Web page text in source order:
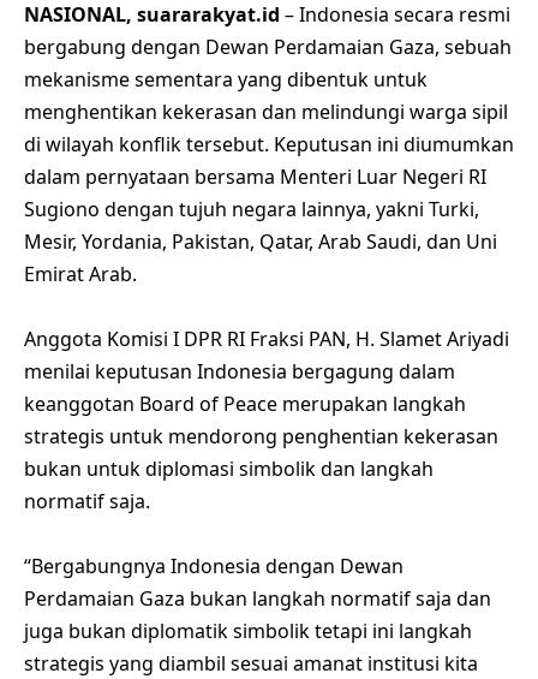
NASIONAL, suararakyat.id – Indonesia secara resmi
bergabung dengan Dewan Perdamaian Gaza, sebuah
mekanisme sementara yang dibentuk untuk
menghentikan kekerasan dan melindungi warga sipil
di wilayah konflik tersebut. Keputusan ini diumumkan
dalam pernyataan bersama Menteri Luar Negeri RI
Sugiono dengan tujuh negara lainnya, yakni Turki,
Mesir, Yordania, Pakistan, Qatar, Arab Saudi, dan Uni
Emirat Arab.
Anggota Komisi I DPR RI Fraksi PAN, H. Slamet Ariyadi
menilai keputusan Indonesia bergagung dalam
keanggotan Board of Peace merupakan langkah
strategis untuk mendorong penghentian kekerasan
bukan untuk diplomasi simbolik dan langkah
normatif saja.
“Bergabungnya Indonesia dengan Dewan
Perdamaian Gaza bukan langkah normatif saja dan
juga bukan diplomatik simbolik tetapi ini langkah
strategis yang diambil sesuai amanat institusi kita